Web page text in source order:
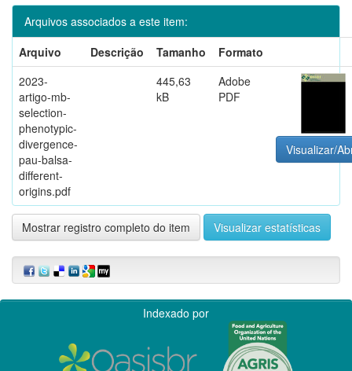
Arquivos associados a este item:
Arquivo
Descrição Tamanho
Formato
2023-
artigo-mb-
selection-
phenotypic-
divergence-
pau-balsa-
different-
origins.pdf
445,63
kB
Adobe
PDF
Visualizar/
Mostrar registro completo do item Visualizar estatísticas
Indexado por